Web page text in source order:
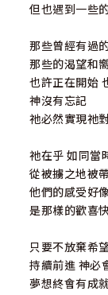
但也遇到一些
那些曾經有過
那些的渴望和
也許正在開始
神沒有忘記
祂必然實現祂
祂在乎 如同當
從被擄之地被
他們的感受好
是那樣的歡喜
只要不放棄希
持續前進 神必
夢想終會有成